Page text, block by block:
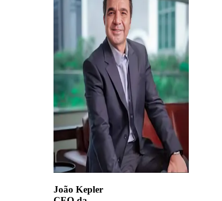
João Kepler